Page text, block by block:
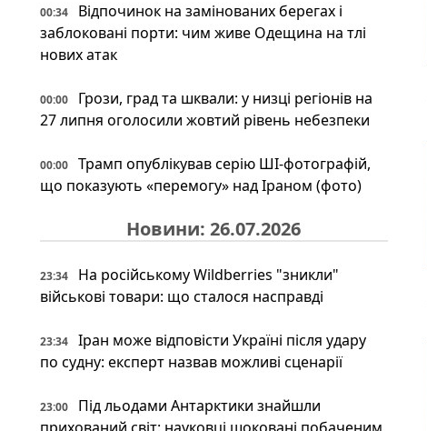
00:34
Відпочинок на замінованих берегах і
заблоковані порти: чим живе Одещина на тлі
нових атак
00:00
Грози, град та шквали: у низці регіонів на
27 липня оголосили жовтий рівень небезпеки
00:00
Трамп опублікував серію ШІ-фотографій,
що показують «перемогу» над Іраном (фото)
Новини: 26.07.2026
23:34
На російському Wildberries "зникли"
військові товари: що сталося насправді
23:34
Іран може відповісти Україні після удару
по судну: експерт назвав можливі сценарії
23:00
Під льодами Антарктики знайшли